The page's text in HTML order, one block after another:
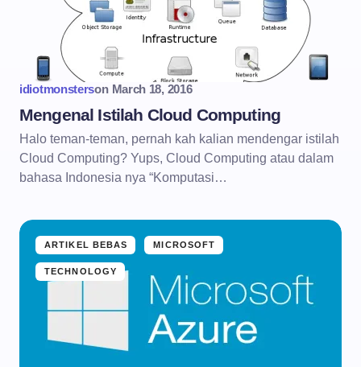
idiotmonsterson March 18, 2016
Mengenal Istilah Cloud Computing
Halo teman-teman, pernah kah kalian mendengar istilah
Cloud Computing? Yups, Cloud Computing atau dalam
bahasa Indonesia nya “Komputasi…
ARTIKEL BEBAS MICROSOFT
TECHNOLOGY